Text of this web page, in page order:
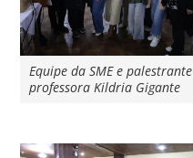
Equipe da SME e palestrante
professora Kildria Gigante